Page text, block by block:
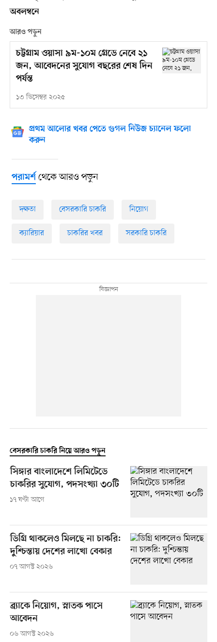
অবলম্বনে
আরও পড়ুন
চট্টগ্রাম ওয়াসা ৯ম-১০ম গ্রেডে নেবে ২১
জন, আবেদনের সুযোগ বছরের শেষ দিন
পর্যন্ত
১৩ ডিসেম্বর ২০২৫
প্রথম আলোর খবর পেতে গুগল নিউজ চ্যানেল ফলো
করুন
পরামর্শথেকে আরও পড়ুন
দক্ষতা বেসরকারি চাকরি নিয়োগ
ক্যারিয়ার চাকরির খবর সরকারি চাকরি
বেসরকারি চাকরি নিয়ে আরও পড়ুন
সিঙ্গার বাংলাদেশে লিমিটেডে
চাকরির সুযোগ, পদসংখ্যা ৩০টি
১৭ ঘণ্টা আগে
ডিগ্রি থাকলেও মিলছে না চাকরি:
দুশ্চিন্তায় দেশের লাখো বেকার
০৭ আগস্ট ২০২৬
ব্র্যাকে নিয়োগ, স্নাতক পাসে
আবেদন
০৬ আগস্ট ২০২৬